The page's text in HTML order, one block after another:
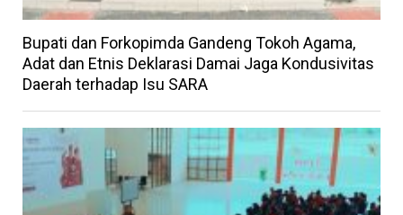
Bupati dan Forkopimda Gandeng Tokoh Agama,
Adat dan Etnis Deklarasi Damai Jaga Kondusivitas
Daerah terhadap Isu SARA